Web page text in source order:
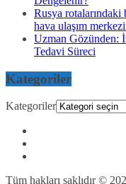
Rusya
hava ulaşım
Uzman Gözünden:
Tedavi Süreci
Kategoriler
Kategoriler
Tüm hakları saklıdır ©